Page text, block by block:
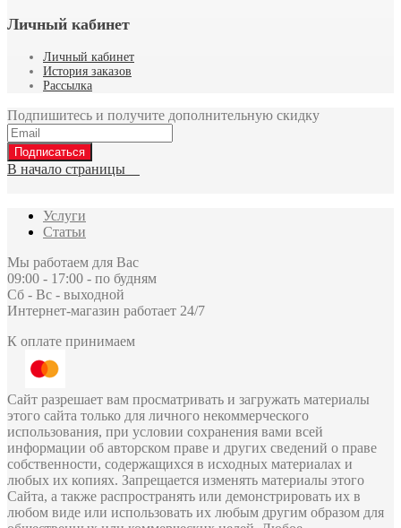
Личный кабинет
Личный кабинет
История заказов
Рассылка
Подпишитесь и получите дополнительную скидку
Подписаться
В начало страницы
Услуги
Статьи
Мы работаем для Вас
09:00 - 17:00 - по будням
Сб - Вс - выходной
Интернет-магазин работает 24/7
К оплате принимаем
Сайт разрешает вам просматривать и загружать материалы
этого сайта только для личного некоммерческого
использования, при условии сохранения вами всей
информации об авторском праве и других сведений о праве
собственности, содержащихся в исходных материалах и
любых их копиях. Запрещается изменять материалы этого
Сайта, а также распространять или демонстрировать их в
любом виде или использовать их любым другим образом для